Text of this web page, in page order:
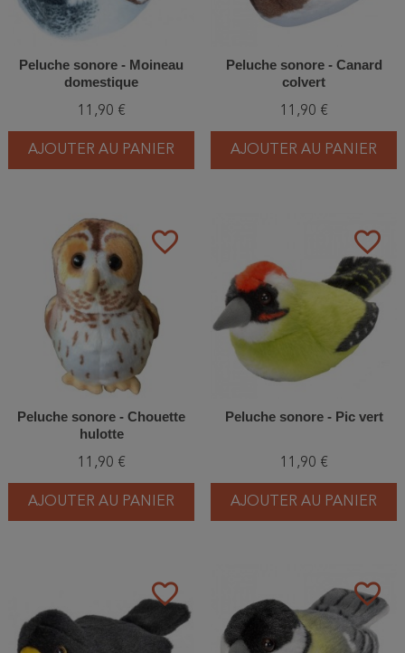
Peluche sonore - Moineau
domestique
11,90 €
AJOUTER AU PANIER
Peluche sonore - Canard
colvert
11,90 €
AJOUTER AU PANIER
favorite_border
Peluche sonore - Chouette
hulotte
11,90 €
AJOUTER AU PANIER
favorite_border
Peluche sonore - Pic vert
11,90 €
AJOUTER AU PANIER
favorite_border favorite_border